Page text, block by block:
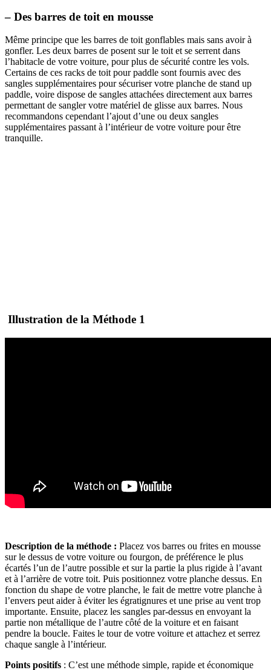
– Des barres de toit en mousse
Même principe que les barres de toit gonflables mais sans avoir à
gonfler. Les deux barres de posent sur le toit et se serrent dans
l’habitacle de votre voiture, pour plus de sécurité contre les vols.
Certains de ces racks de toit pour paddle sont fournis avec des
sangles supplémentaires pour sécuriser votre planche de stand up
paddle, voire dispose de sangles attachées directement aux barres
permettant de sangler votre matériel de glisse aux barres. Nous
recommandons cependant l’ajout d’une ou deux sangles
supplémentaires passant à l’intérieur de votre voiture pour être
tranquille.
Illustration de la Méthode 1
Description de la méthode : Placez vos barres ou frites en mousse
sur le dessus de votre voiture ou fourgon, de préférence le plus
écartés l’un de l’autre possible et sur la partie la plus rigide à l’avant
et à l’arrière de votre toit. Puis positionnez votre planche dessus. En
fonction du shape de votre planche, le fait de mettre votre planche à
l’envers peut aider à éviter les égratignures et une prise au vent trop
importante. Ensuite, placez les sangles par-dessus en envoyant la
partie non métallique de l’autre côté de la voiture et en faisant
pendre la boucle. Faites le tour de votre voiture et attachez et serrez
chaque sangle à l’intérieur.
Points positifs : C’est une méthode simple, rapide et économique